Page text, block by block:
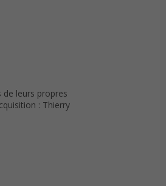
leurs propres
: Thierry